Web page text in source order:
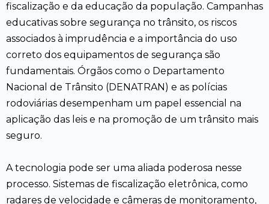
fiscalização e da educação da população. Campanhas
educativas sobre segurança no trânsito, os riscos
associados à imprudência e a importância do uso
correto dos equipamentos de segurança são
fundamentais. Órgãos como o Departamento
Nacional de Trânsito (DENATRAN) e as polícias
rodoviárias desempenham um papel essencial na
aplicação das leis e na promoção de um trânsito mais
seguro.
A tecnologia pode ser uma aliada poderosa nesse
processo. Sistemas de fiscalização eletrônica, como
radares de velocidade e câmeras de monitoramento,